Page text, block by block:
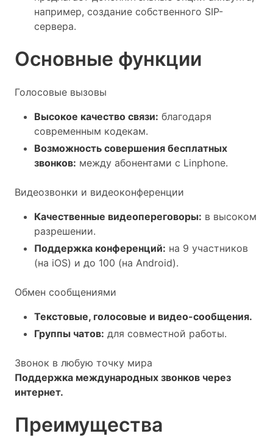
например, создание собственного SIP-
сервера.
Основные функции
Голосовые вызовы
Высокое качество связи: благодаря
современным кодекам.
Возможность совершения бесплатных
звонков: между абонентами с Linphone.
Видеозвонки и видеоконференции
Качественные видеопереговоры: в высоком
разрешении.
Поддержка конференций: на 9 участников
(на iOS) и до 100 (на Android).
Обмен сообщениями
Текстовые, голосовые и видео-сообщения.
Группы чатов: для совместной работы.
Звонок в любую точку мира
Поддержка международных звонков через
интернет.
Преимущества